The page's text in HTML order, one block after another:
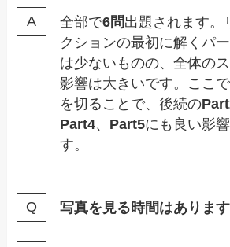
全部で6問出題されます。
クションの最初に解くパ
は少ないものの、全体の
影響は大きいです。ここ
を切ることで、後続の
Part4、 Part5にも良い影
す。
写真を見る時間はありま